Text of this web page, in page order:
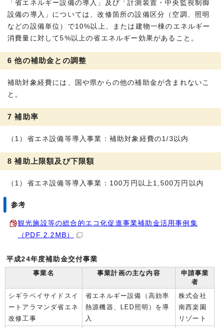
「省エネルギー設備の導入」及び「計測装置・中央監視制御
設備の導入」については、改修箇所の設備区分（空調、照明
などの設備単位）で10%以上、または建物一棟のエネルギー
消費量に対して5%以上の省エネルギー効果があること。
6 他の補助金との調整
補助対象経費には、国や県からの他の補助金が含まれないこ
と。
7 補助率
（1）省エネ設備等導入事業：補助対象経費の1/3以内
8 補助上限額及び下限額
（1）省エネ設備等導入事業：100万円以上1,500万円以内
参考
観光施設等の総合的エコ化促進事業補助金活用事例集
（PDF 2.2MB）
平成24年度補助金交付事業
事業名
事業計画の主な内容
申請事業
者
シギラベイサイドスイ
ートアラマンダ省エネ
改修工事
省エネルギー設備（高効率
熱源機器、LED照明）を導
入
株式会社
南西楽園
リゾート